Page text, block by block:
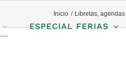
ESPECIAL FERIAS
Inicio Libretas,